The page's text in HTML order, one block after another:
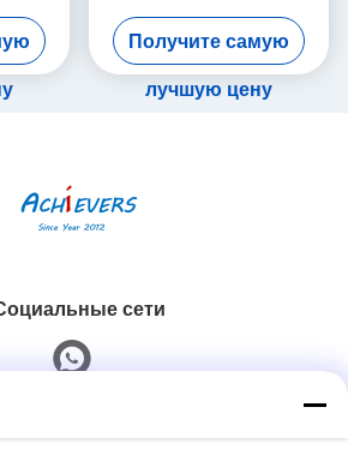
вибрационный датчик
26530-12-10-00-000-309-
00-03-01
Получите самую
лучшую цену
сети